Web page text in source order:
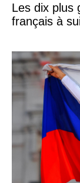
Les dix plus
français à